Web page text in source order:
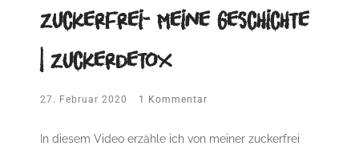
Zuckerfrei- Meine Geschichte
| Zuckerdetox
27. Februar 2020 1 Kommentar
In diesem Video erzähle ich von meiner zuckerfrei